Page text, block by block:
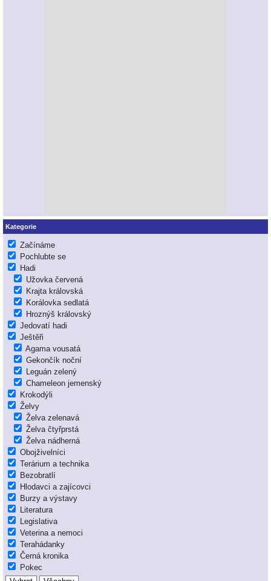
Kategorie
Začínáme
Pochlubte se
Hadi
Užovka červená
Krajta královská
Korálovka sedlatá
Hroznýš královský
Jedovatí hadi
Ještěři
Agama vousatá
Gekončík noční
Leguán zelený
Chameleon jemenský
Krokodýli
Želvy
Želva zelenavá
Želva čtyřprstá
Želva nádherná
Obojživelníci
Terárium a technika
Bezobratlí
Hlodavci a zajícovci
Burzy a výstavy
Literatura
Legislativa
Veterina a nemoci
Terahádanky
Černá kronika
Pokec